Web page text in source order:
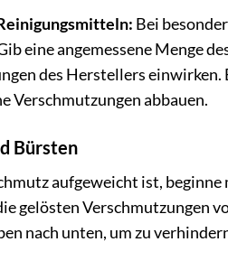
Bei
eine angemessene Menge
des Herstellers
Verschmutzungen abbauen.
Bürsten
aufgeweicht ist,
gelösten Verschmutzungen
nach unten, um zu